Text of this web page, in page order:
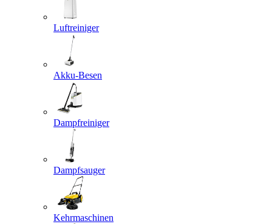
Luftreiniger
Akku-Besen
Dampfreiniger
Dampfsauger
Kehrmaschinen